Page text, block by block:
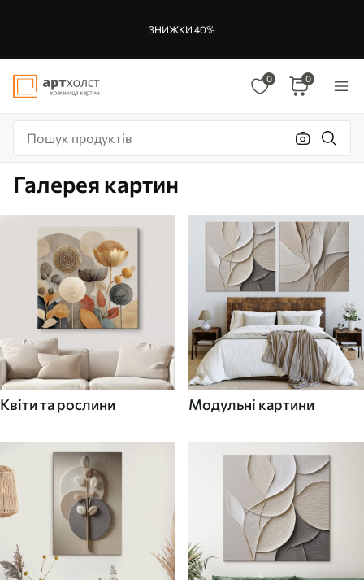
ЗНИЖКИ 40%
0 0
Галерея картин
Квіти та рослини Модульні картини